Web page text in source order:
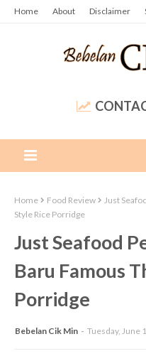
Home About Disclaimer
Home Food Review
Just
Style Rice Porridge
Just Seafood
Baru Famous
Porridge
Bebelan Cik Min Tuesday, June